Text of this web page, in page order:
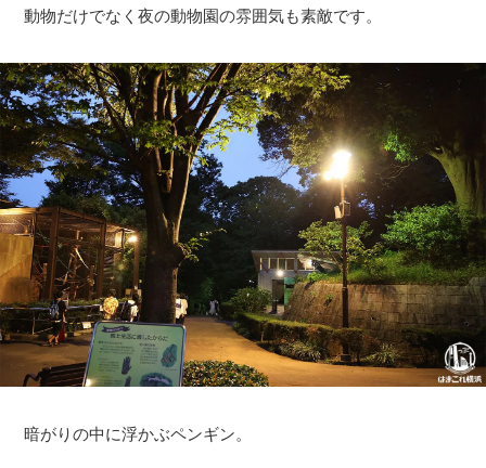
動物だけでなく夜の動物園の雰囲気も素敵です。
暗がりの中に浮かぶペンギン。